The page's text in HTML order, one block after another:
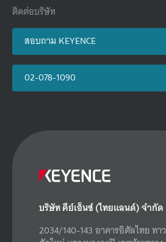
ติดต่อบริษัท
สอบถาม KEYENCE
02-078-1090
บริษัท คีย์เอ็นซ์ (ไทยแลนด์) จำกัด
2034/140-143 อาคารอิตัลไทย ทา